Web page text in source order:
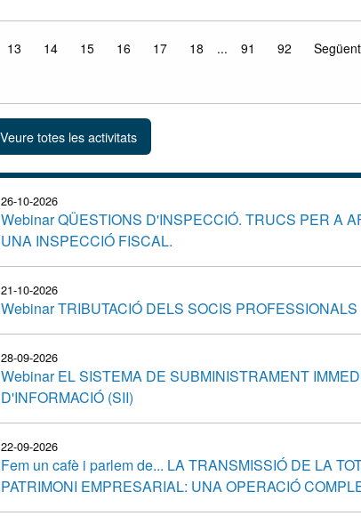
13 14 15 16 17 18 ... 91 92 Següent
26-10-2026
Webinar QÜESTIONS D'INSPECCIÓ. TRUCS PER A
UNA INSPECCIÓ FISCAL.
21-10-2026
Webinar TRIBUTACIÓ DELS SOCIS PROFESSIONALS
28-09-2026
Webinar EL SISTEMA DE SUBMINISTRAMENT
D'INFORMACIÓ (SII)
22-09-2026
Fem un cafè i parlem de... LA TRANSMISSIÓ DE LA
PATRIMONI EMPRESARIAL: UNA OPERACIÓ